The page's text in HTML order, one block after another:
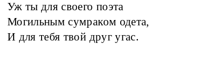
Уж ты для своего поэта
Могильным сумраком одета,
И для тебя твой друг угас.